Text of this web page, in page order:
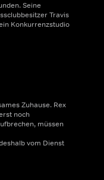
Seine
Travis
Konkurrenzstudio
Zuhause. Rex
noch
müssen
vom Dienst